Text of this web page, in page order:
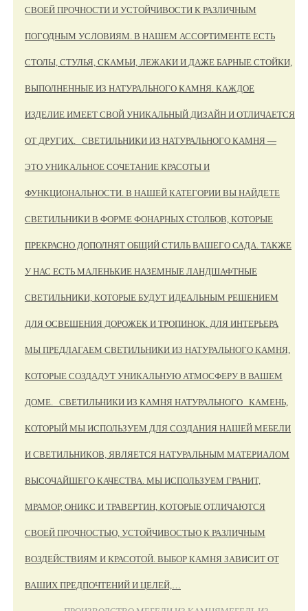
СВОЕЙ ПРОЧНОСТИ И УСТОЙЧИВОСТИ К РАЗЛИЧНЫМ
ПОГОДНЫМ УСЛОВИЯМ. В НАШЕМ АССОРТИМЕНТЕ ЕСТЬ
СТОЛЫ, СТУЛЬЯ, СКАМЬИ, ЛЕЖАКИ И ДАЖЕ БАРНЫЕ СТОЙКИ,
ВЫПОЛНЕННЫЕ ИЗ НАТУРАЛЬНОГО КАМНЯ. КАЖДОЕ
ИЗДЕЛИЕ ИМЕЕТ СВОЙ УНИКАЛЬНЫЙ ДИЗАЙН И ОТЛИЧАЕТСЯ
ОТ ДРУГИХ. СВЕТИЛЬНИКИ ИЗ НАТУРАЛЬНОГО КАМНЯ —
ЭТО УНИКАЛЬНОЕ СОЧЕТАНИЕ КРАСОТЫ И
ФУНКЦИОНАЛЬНОСТИ. В НАШЕЙ КАТЕГОРИИ ВЫ НАЙДЕТЕ
СВЕТИЛЬНИКИ В ФОРМЕ ФОНАРНЫХ СТОЛБОВ, КОТОРЫЕ
ПРЕКРАСНО ДОПОЛНЯТ ОБЩИЙ СТИЛЬ ВАШЕГО САДА. ТАКЖЕ
У НАС ЕСТЬ МАЛЕНЬКИЕ НАЗЕМНЫЕ ЛАНДШАФТНЫЕ
СВЕТИЛЬНИКИ, КОТОРЫЕ БУДУТ ИДЕАЛЬНЫМ РЕШЕНИЕМ
ДЛЯ ОСВЕЩЕНИЯ ДОРОЖЕК И ТРОПИНОК. ДЛЯ ИНТЕРЬЕРА
МЫ ПРЕДЛАГАЕМ СВЕТИЛЬНИКИ ИЗ НАТУРАЛЬНОГО КАМНЯ,
КОТОРЫЕ СОЗДАДУТ УНИКАЛЬНУЮ АТМОСФЕРУ В ВАШЕМ
ДОМЕ. СВЕТИЛЬНИКИ ИЗ КАМНЯ НАТУРАЛЬНОГО КАМЕНЬ,
КОТОРЫЙ МЫ ИСПОЛЬЗУЕМ ДЛЯ СОЗДАНИЯ НАШЕЙ МЕБЕЛИ
И СВЕТИЛЬНИКОВ, ЯВЛЯЕТСЯ НАТУРАЛЬНЫМ МАТЕРИАЛОМ
ВЫСОЧАЙШЕГО КАЧЕСТВА. МЫ ИСПОЛЬЗУЕМ ГРАНИТ,
МРАМОР, ОНИКС И ТРАВЕРТИН, КОТОРЫЕ ОТЛИЧАЮТСЯ
СВОЕЙ ПРОЧНОСТЬЮ, УСТОЙЧИВОСТЬЮ К РАЗЛИЧНЫМ
ВОЗДЕЙСТВИЯМ И КРАСОТОЙ. ВЫБОР КАМНЯ ЗАВИСИТ ОТ
ВАШИХ ПРЕДПОЧТЕНИЙ И ЦЕЛЕЙ,…